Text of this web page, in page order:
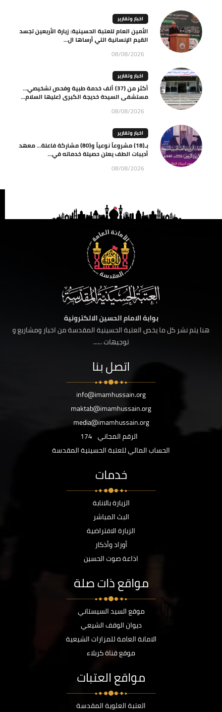
اخبار وتقارير
الأمين العام للعتبة الحسينية: زيارة الأربعين تجسد
القيم الإنسانية التي أرساها ال...
08/08/2026
اخبار وتقارير
أكثر من (37) ألف خدمة طبية وفحص تشخيصي…
مستشفى السيدة خديجة الكبرى (عليها السلام...
08/08/2026
اخبار وتقارير
بـ(18) مشروعاً نوعياً و(80) مشاركة فاعلة… معهد
أديبات الطف يعلن حصيلة خدماته في...
08/08/2026
بوابة الامام الحسين الالكترونية
هنا يتم نشر كل ما يخص العتبة الحسينية المقدسة من اخبار ومشاريع و
توجيهات ......
اتصل بنا
info@imamhussain.org
maktab@imamhussain.org
media@imamhussain.org
الرقم المجاني 174
الحساب المالي للعتبة الحسينية المقدسة
خدمات
الزيارة بالانابة
البث المباشر
الزيارة الافتراضية
أوراد وأذكار
اذاعة صوت الحسين
مواقع ذات صلة
موقع السيد السيستاني
ديوان الوقف الشيعي
الامانة العامة للمزارات الشيعية
موقع قناة كربلاء
مواقع العتبات
العتبة العلوية المقدسة